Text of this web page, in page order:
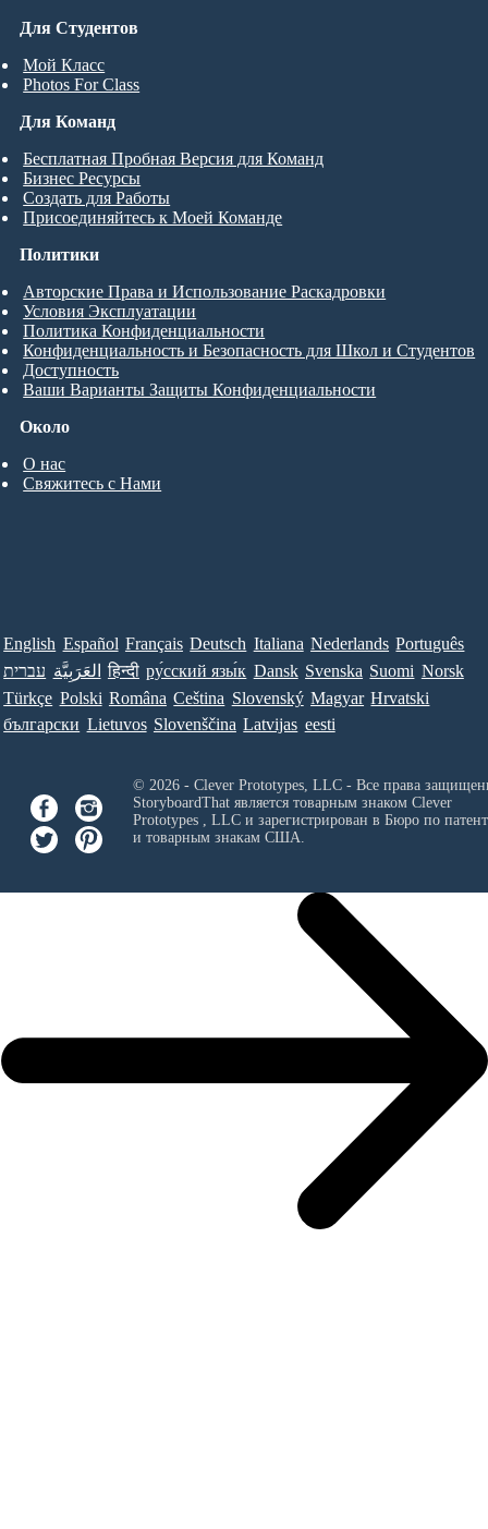
Для Студентов
Мой Класс
Photos For Class
Для Команд
Бесплатная Пробная Версия для Команд
Бизнес Ресурсы
Создать для Работы
Присоединяйтесь к Моей Команде
Около
О нас
Свяжитесь с Нами
Политики
Авторские Права и Использование Раскадровки
Условия Эксплуатации
Политика Конфиденциальности
Конфиденциальность и Безопасность для Школ и Студентов
Доступность
Ваши Варианты Защиты Конфиденциальности
English Español Français Deutsch Italiana Nederlands Português
עברית العَرَبِيَّة हिन्दी ру́сский язы́к Dansk Svenska Suomi Norsk
Türkçe Polski Româna Ceština Slovenský Magyar Hrvatski
български Lietuvos Slovenščina Latvijas eesti
© 2026 - Clever Prototypes, LLC - Все права
StoryboardThat является товарным знаком Clever
Prototypes , LLCи зарегистрирован в Бюро по
и товарным знакам США.